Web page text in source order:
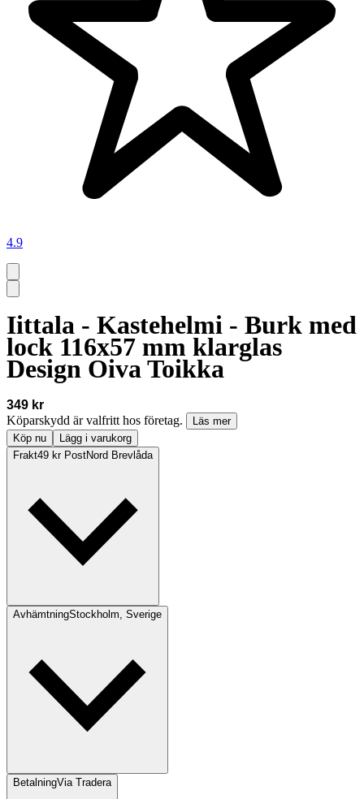
4.9
Iittala - Kastehelmi - Burk med
lock 116x57 mm klarglas
Design Oiva Toikka
349 kr
Köparskydd är valfritt hos företag.
Läs mer
Köp nu
Lägg i varukorg
Frakt49 kr PostNord Brevlåda
AvhämtningStockholm, Sverige
BetalningVia Tradera